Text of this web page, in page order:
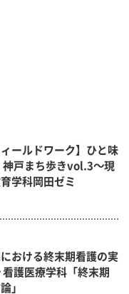
ィールドワーク】ひと味
神戸まち歩きvol.3～現
学科岡田ゼミ
おける終末期看護の実
看護医療学科「終末期
」